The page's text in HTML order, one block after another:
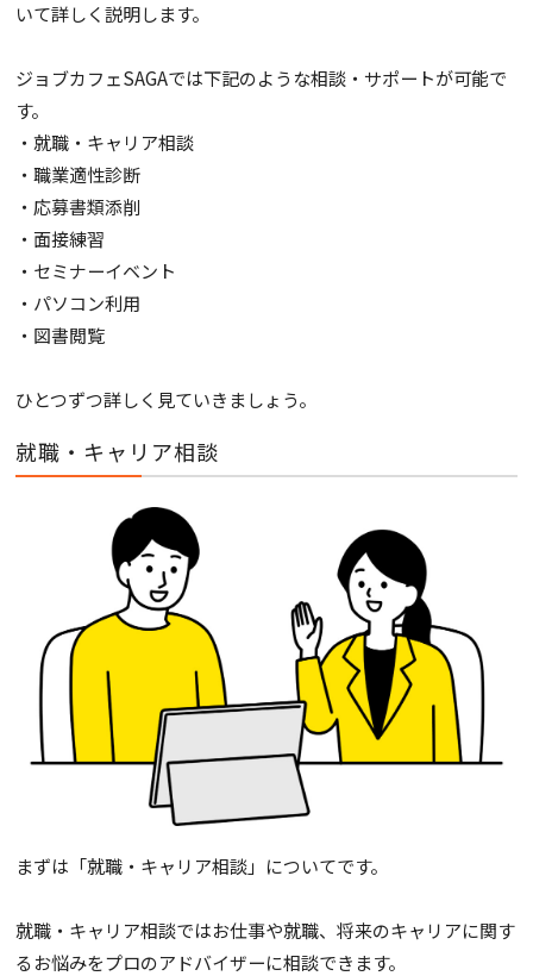
いて詳しく説明します。
ジョブカフェSAGAでは下記のような相談・サポートが可能で
す。
・就職・キャリア相談
・職業適性診断
・応募書類添削
・面接練習
・セミナーイベント
・パソコン利用
・図書閲覧
ひとつずつ詳しく見ていきましょう。
就職・キャリア相談
まずは「就職・キャリア相談」についてです。
就職・キャリア相談ではお仕事や就職、将来のキャリアに関す
るお悩みをプロのアドバイザーに相談できます。